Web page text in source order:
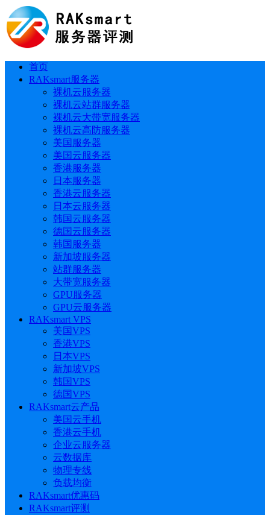
首页
RAKsmart服务器
裸机云服务器
裸机云站群服务器
裸机云大带宽服务器
裸机云高防服务器
美国服务器
美国云服务器
香港服务器
日本服务器
香港云服务器
日本云服务器
韩国云服务器
德国云服务器
韩国服务器
新加坡服务器
站群服务器
大带宽服务器
GPU服务器
GPU云服务器
RAKsmart VPS
美国VPS
香港VPS
日本VPS
新加坡VPS
韩国VPS
德国VPS
RAKsmart云产品
美国云手机
香港云手机
企业云服务器
云数据库
物理专线
负载均衡
RAKsmart优惠码
RAKsmart评测